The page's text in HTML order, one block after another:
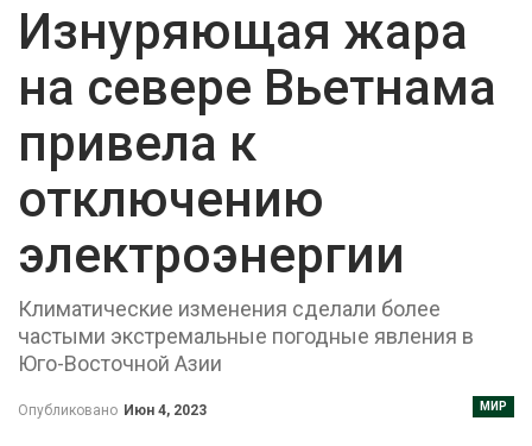
Изнуряющая жара
на севере Вьетнама
привела к
отключению
электроэнергии
Климатические изменения сделали более
частыми экстремальные погодные явления в
Юго-Восточной Азии
МИР
Опубликовано Июн 4, 2023